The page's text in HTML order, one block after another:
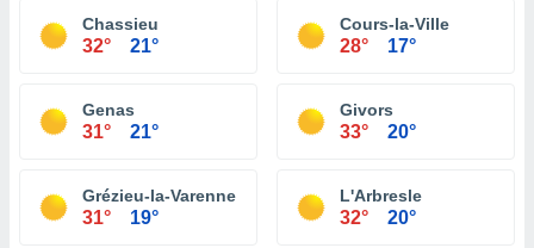
Chassieu
32° 21°
Cours-la-Ville
28° 17°
Genas
31° 21°
Givors
33° 20°
Grézieu-la-Varenne
31° 19°
L'Arbresle
32° 20°